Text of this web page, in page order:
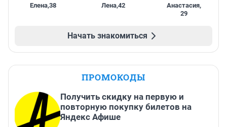
Елена,38 Лена,42 Анастасия,
29
Начать знакомиться
ПРОМОКОДЫ
Получить скидку на первую и
повторную покупку билетов на
Яндекс Афише